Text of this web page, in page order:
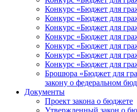
Конкурс «Бюджет для
Конкурс «Бюджет для
Конкурс «Бюджет для
Конкурс «Бюджет для
Конкурс «Бюджет для
Конкурс «Бюджет для
Конкурс «Бюджет для
Брошюра «Бюджет для
закону о федеральном
Документы
Проект закона о бюджете
Утвержденный закон о